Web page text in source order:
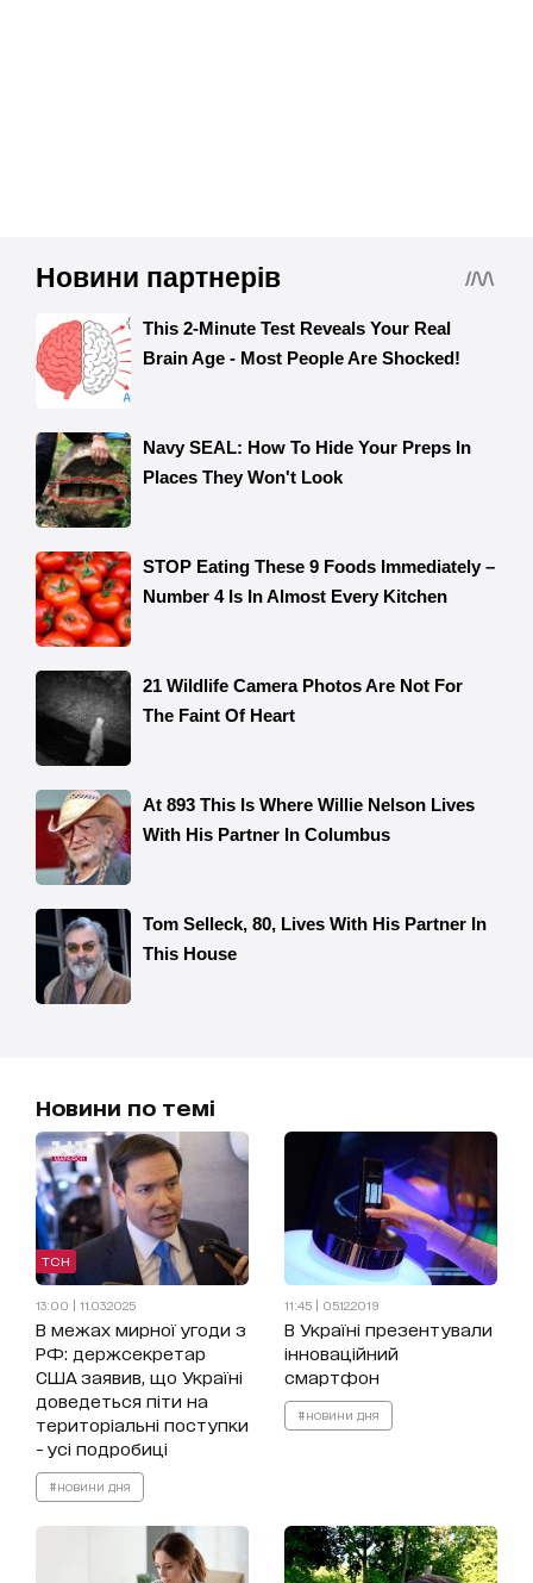
Новини по темі
ТСН
13:00 | 11.03.2025
В межах мирної угоди з
РФ: держсекретар
США заявив, що Україні
доведеться піти на
територіальні поступки
- усі подробиці
#новини дня
11:45 | 05.12.2019
В Україні презентували
інноваційний
смартфон
#новини дня